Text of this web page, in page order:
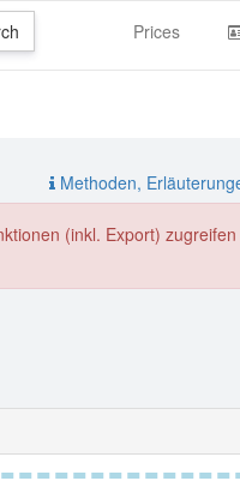
Prices
Methoden,
(inkl. Export) zugreifen